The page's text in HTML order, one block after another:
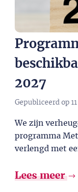
2027​
Gepubliceerd op
We zijn
programma
verlengd met
Lees meer